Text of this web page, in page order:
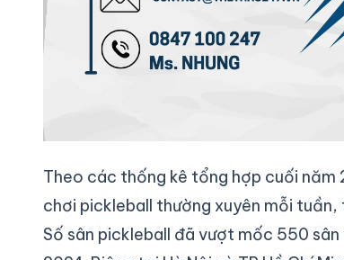
Theo các thống kê tổng hợp cuối
chơi pickleball thường xuyên mỗi tuần,
Số sân pickleball đã vượt mốc 550